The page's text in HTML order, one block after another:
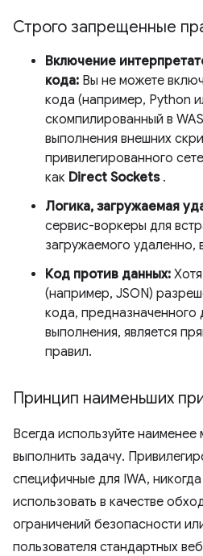
Строго запрещенные
Включение
кода: Вы не можете
кода (например, Python
скомпилированный в
выполнения внешних
привилегированного
как Direct Sockets.
Логика, загружаемая
сервис-воркеры для
загружаемого удаленно,
Код против данных:
(например, JSON)
кода, предназначенного
выполнения, является
правил.
Принцип наименьших
Всегда используйте
выполнить задачу.
специфичные для IWA,
использовать в качестве
ограничений безопасности
пользователя стандартных